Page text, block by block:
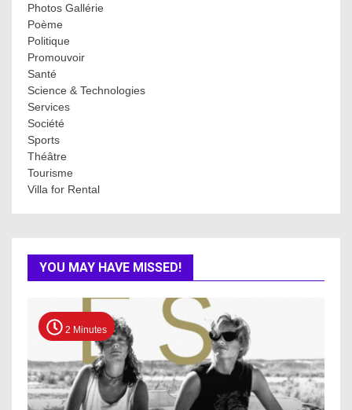
Photos Gallérie
Poème
Politique
Promouvoir
Santé
Science & Technologies
Services
Société
Sports
Théâtre
Tourisme
Villa for Rental
YOU MAY HAVE MISSED!
2 Minutes